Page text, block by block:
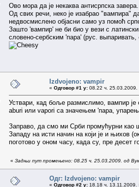
Ово мора да је некаква антисрпска
Од свих речи, неко је изабрао "вампира"
недвосмислено објасни само уз помоћ
Зашто 'вампир' не би био у вези с
словено-сербским 'пара' (рус.
Izdvojeno: vampir
« Одговор #1 у: 08.22 ч. 25.03.2009.
Уствари, кад боље размислимо, вампир
aburi или vapori са значењем 'пара,
Заправо, да смо ми Срби промућурни као
Западу на исти начин на који је и њихов
поготово у оном часу, када су, пре десет
« Задњи пут промењено: 08.25 ч. 25.03.2009. од
Одг: Izdvojeno: vampir
« Одговор #2 у: 18.18 ч. 13.11.2009.